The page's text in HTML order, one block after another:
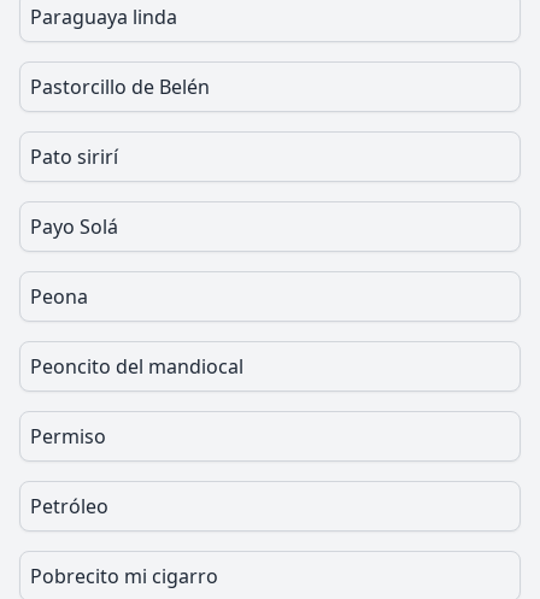
Paraguaya linda
Pastorcillo de Belén
Pato sirirí
Payo Solá
Peona
Peoncito del mandiocal
Permiso
Petróleo
Pobrecito mi cigarro